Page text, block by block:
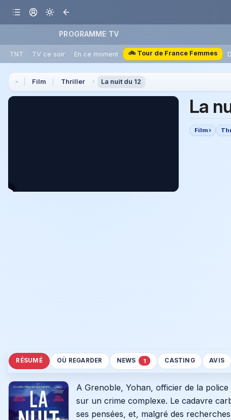
PROGRAMME TV
TNT TV ce soir En ce moment 🚲 Tour de France Femmes
Film Thriller La nuit du 12
La
Film
RÉSUMÉ OÙ REGARDER NEWS 1 CASTING AVIS
A Grenoble, Yohan, officier de la
sur un crime complexe. Le cadavre
ses pensées, et, malgré des